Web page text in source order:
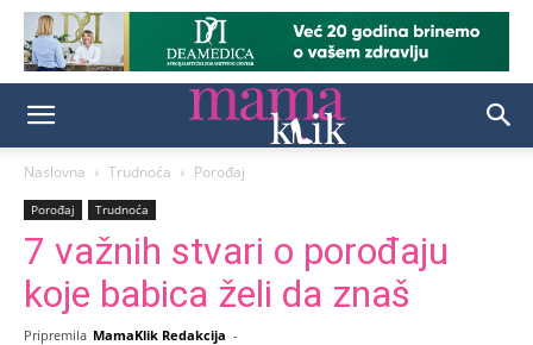
Naslovna Trudnoća Porođaj
Porođaj Trudnoća
7 važnih stvari o porođaju
koje babica želi da znaš
Pripremila MamaKlik Redakcija -